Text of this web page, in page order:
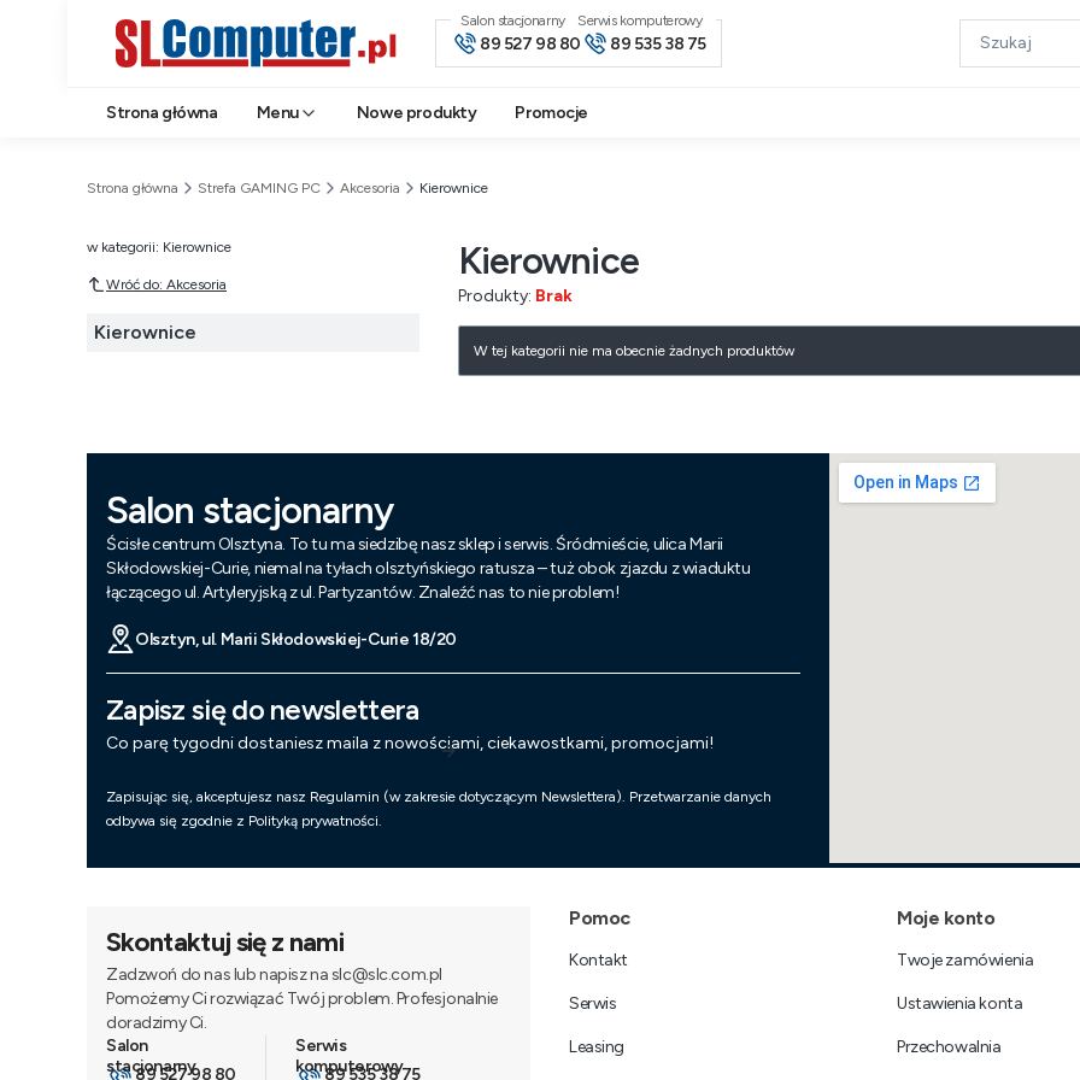
Salon stacjonarny
89 527 98 80 89 535 38 75
Strona główna Menu Nowe produkty Promocje
Strona główna Strefa GAMING PC Akcesoria Kierownice
w kategorii: Kierownice
Wróć do: Akcesoria
Kierownice
Kierownice
Produkty: Brak
Lista produktów
W tej kategorii nie ma obecnie żadnych produktów
Salon stacjonarny
Ścisłe centrum Olsztyna. To tu ma siedzibę nasz sklep i serwis. Śródmieście, ulica Marii
Skłodowskiej-Curie, niemal na tyłach olsztyńskiego ratusza – tuż obok zjazdu z wiaduktu
łączącego ul. Artyleryjską z ul. Partyzantów. Znaleźć nas to nie problem!
Olsztyn, ul. Marii Skłodowskiej-Curie 18/20
Zapisz się do newslettera
Co parę tygodni dostaniesz maila z nowościami, ciekawostkami, promocjami!
Zapisując się, akceptujesz nasz Regulamin (w zakresie dotyczącym Newslettera). Przetwarzanie danych
odbywa się zgodnie z Polityką prywatności.
Skontaktuj się z nami
Zadzwoń do nas lub napisz na slc@slc.com.pl
Pomożemy Ci rozwiązać Twój problem. Profesjonalnie
doradzimy Ci.
89 527 98 80 89 535 38 75
Linki w stopce
Pomoc
Kontakt
Serwis
Leasing
Moje konto
Twoje zamówienia
Ustawienia konta
Przechowalnia